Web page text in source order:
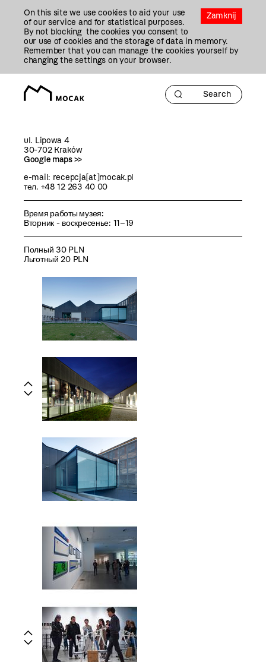
Zamknij
On this site we use cookies to aid your use
of our service and for statistical purposes.
By not blocking the cookies you consent to
our use of cookies and the storage of data in memory.
Remember that you can manage the cookies yourself by
changing the settings on your browser.
ul. Lipowa 4
30-702 Kraków
Google maps >>
e-mail: recepcja[at]mocak.pl
тел. +48 12 263 40 00
Время работы музея:
Вторник - воскресенье: 11–19
Полный 30 PLN
Льготный 20 PLN